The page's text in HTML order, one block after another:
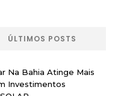
ÚLTIMOS POSTS
Na Bahia Atinge Mais
Investimentos